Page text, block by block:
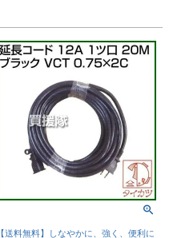
【送料無料】しなやかに、強く、便利に